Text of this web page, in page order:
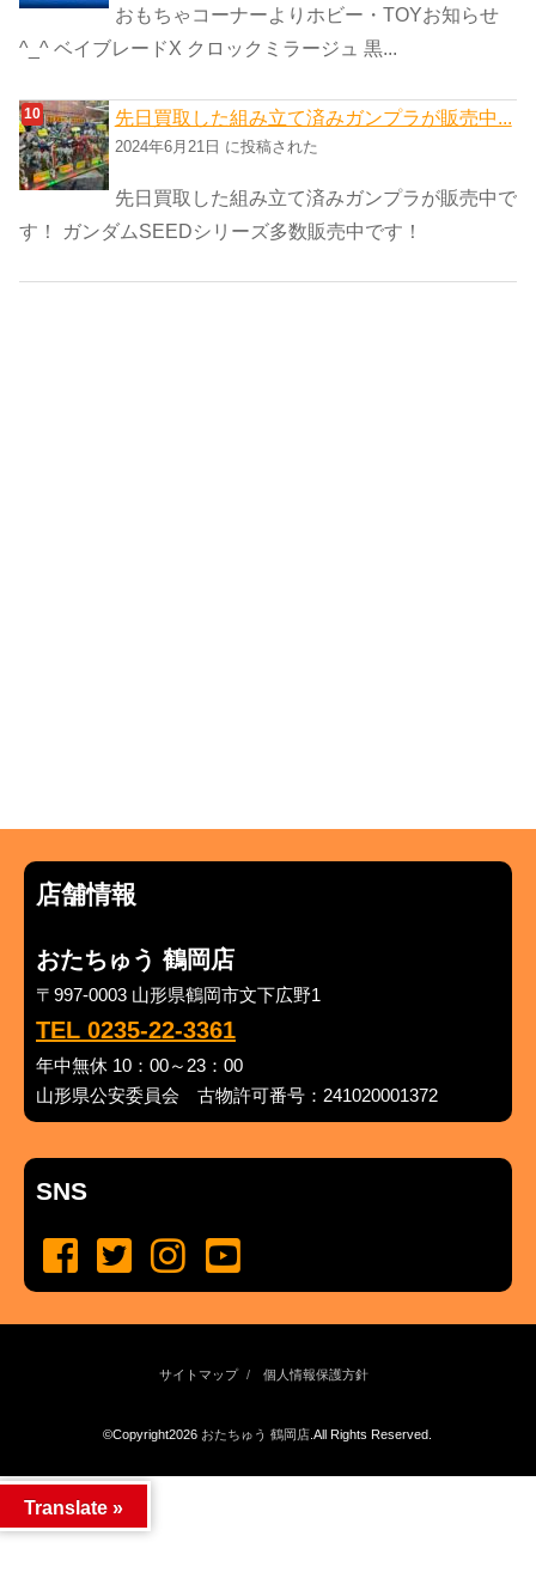
おもちゃコーナーよりホビー・TOYお知らせ
^_^ ベイブレードX クロックミラージュ 黒...
先日買取した組み立て済みガンプラが販売中...
2024年6月21日 に投稿された
先日買取した組み立て済みガンプラが販売中で
す！ ガンダムSEEDシリーズ多数販売中です！
店舗情報
おたちゅう 鶴岡店
〒997-0003 山形県鶴岡市文下広野1
TEL 0235-22-3361
年中無休 10：00～23：00
山形県公安委員会 古物許可番号：241020001372
SNS
サイトマップ 個人情報保護方針
©Copyright2026 おたちゅう 鶴岡店 .All Rights Reserved.
Translate »